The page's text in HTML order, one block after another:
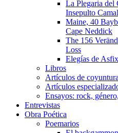
La Plegaria del
Insepulto
Maine, 40
Cape Neddick
The 156
Loss
Elegías de
Libros
Artículos de coyuntura
Artículos
Ensayos: rock,
Entrevistas
Obra Poética
Poemarios